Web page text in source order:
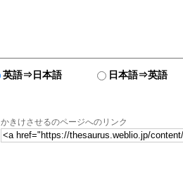
英語⇒日本語 日本語⇒英語
かきけさせるのページへのリンク